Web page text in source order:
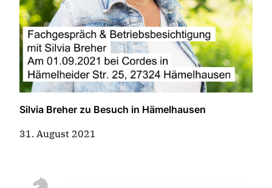
Silvia Breher zu Besuch in Hämelhausen
31. August 2021